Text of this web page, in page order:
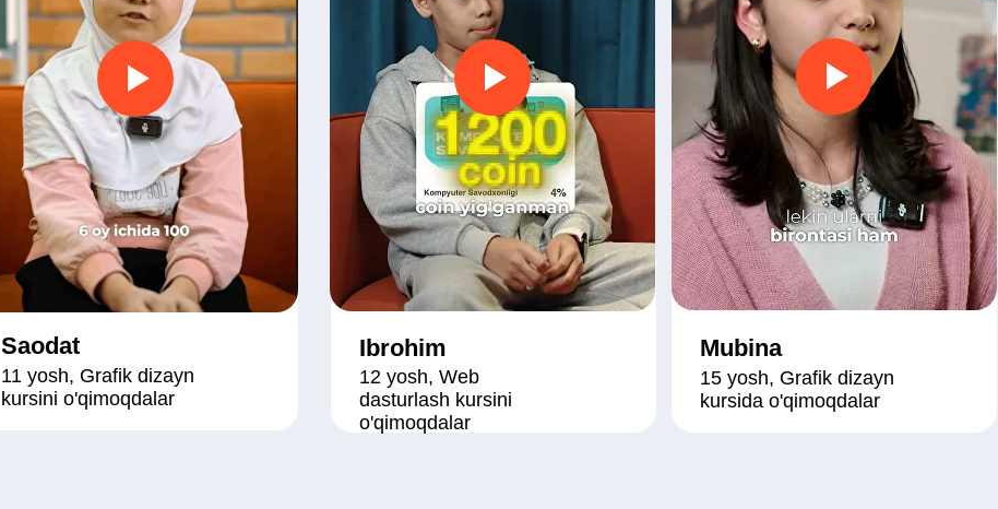
15 yosh, Grafik dizayn
kursida o'qimoqdalar
Mubina
12 yosh, Web
dasturlash kursini
o'qimoqdalar
Ibrohim
11 yosh, Grafik dizayn
kursini o'qimoqdalar
Saodat